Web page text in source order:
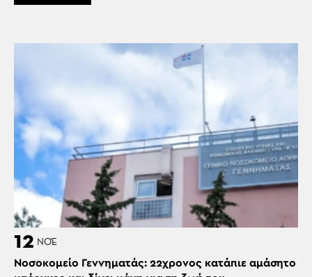
12 ΝΟΈ
Νοσοκομείο Γεννηματάς: 22χρονος κατάπιε αμάσητο